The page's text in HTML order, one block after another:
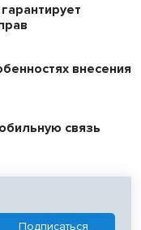
внесения
связь